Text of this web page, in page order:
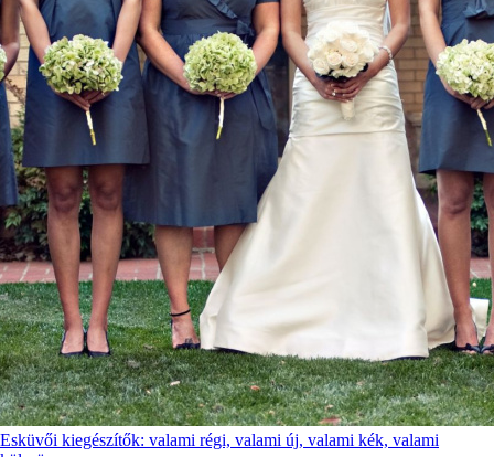
Esküvői kiegészítők: valami régi, valami új, valami kék, valami